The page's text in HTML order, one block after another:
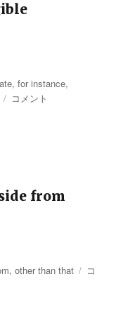
,for instance,
英
コメント
from
,other than that
英
コ